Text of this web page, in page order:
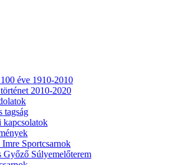
éve 1910-2010
2010-2020
tagság
kapcsolatok
Sportcsarnok
Győző Súlyemelőterem